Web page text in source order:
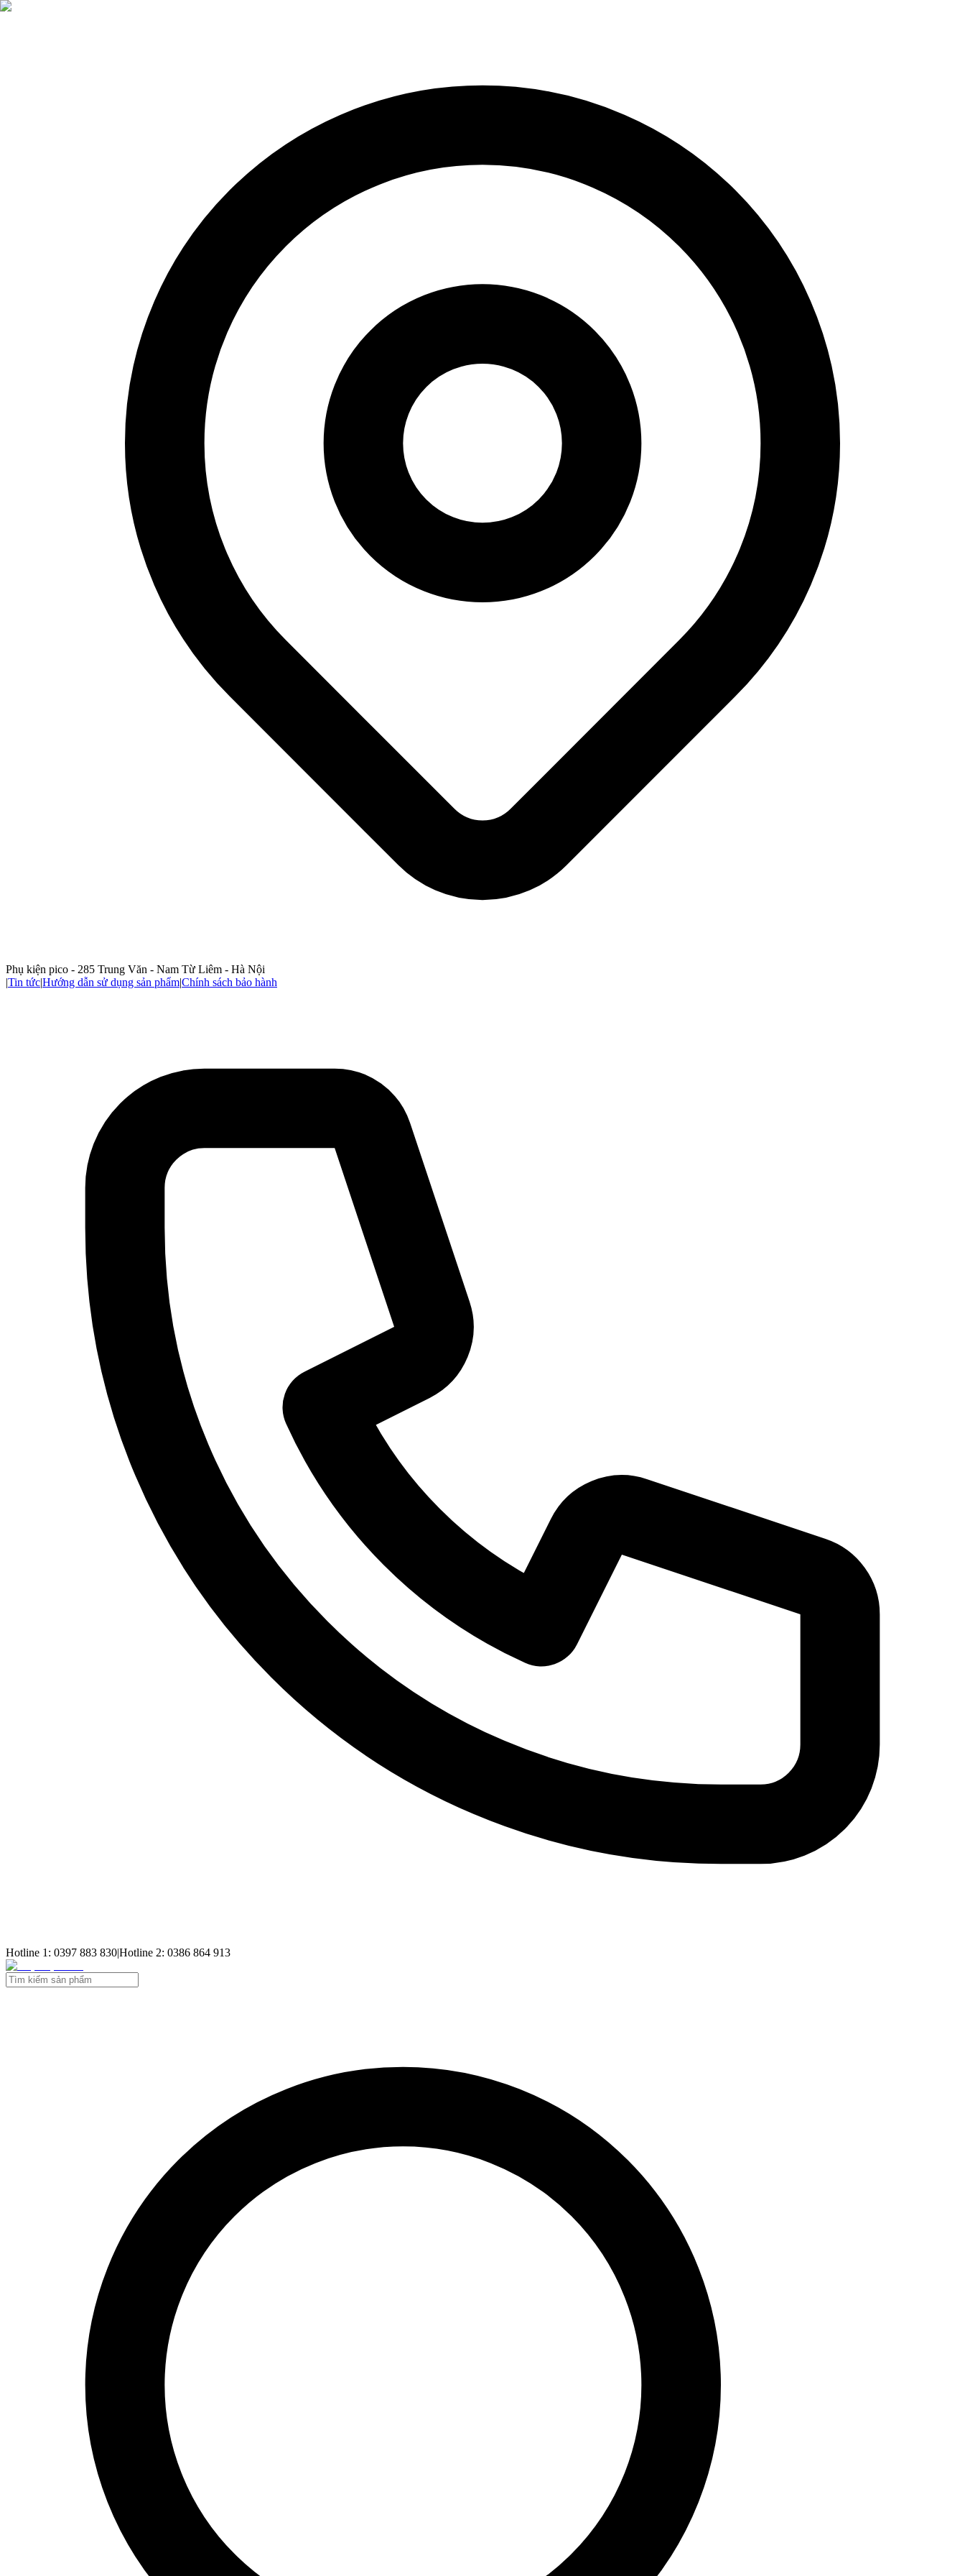
Phụ kiện pico - 285 Trung Văn - Nam Từ Liêm - Hà Nội
|Tin tức|Hướng dẫn sử dụng sản phẩm|Chính sách bảo hành
Hotline 1: 0397 883 830|Hotline 2: 0386 864 913